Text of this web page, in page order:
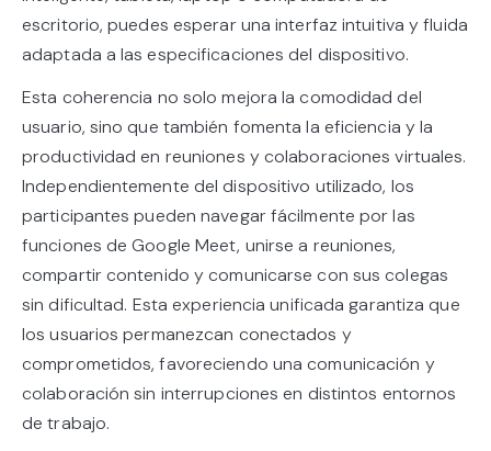
escritorio, puedes esperar una interfaz intuitiva y fluida
adaptada a las especificaciones del dispositivo.
Esta coherencia no solo mejora la comodidad del
usuario, sino que también fomenta la eficiencia y la
productividad en reuniones y colaboraciones virtuales.
Independientemente del dispositivo utilizado, los
participantes pueden navegar fácilmente por las
funciones de Google Meet, unirse a reuniones,
compartir contenido y comunicarse con sus colegas
sin dificultad. Esta experiencia unificada garantiza que
los usuarios permanezcan conectados y
comprometidos, favoreciendo una comunicación y
colaboración sin interrupciones en distintos entornos
de trabajo.